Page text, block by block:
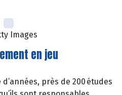
Images
en jeu
près de 200 études